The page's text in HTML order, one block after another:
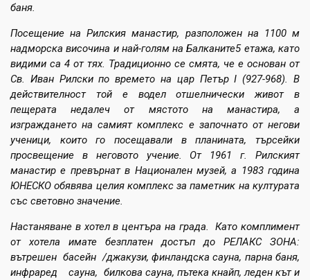
баня.
Посещение на Рилския манастир, разположен на 1100 м
надморска височина и най-голям на Балканите5 етажа, като
видими са 4 от тях. Традиционно се смята, че е основан от
Св. Иван Рилски по времето на цар Петър I (927-968). В
действителност той е водел отшелнически живот в
пещерата недалеч от мястото на манастира, а
изграждането на самият комплекс е започнато от негови
ученици, които го посещавали в планината, търсейки
просвещение в неговото учение. От 1961 г. Рилският
манастир е превърнат в Национален музей, а 1983 година
ЮНЕСКО обявява целия комплекс за паметник на културата
със световно значение.
Настаняване в хотел в центъра на града.
Като комплимент
от хотела имате безплатен достъп до РЕЛАКС ЗОНА:
вътрешен басейн /джакузи, финландска сауна, парна баня,
инфраред сауна, билкова сауна, пътека кнайп, леден кът и